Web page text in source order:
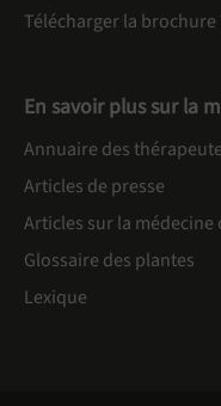
Télécharger la brochure
En savoir plus sur la
Annuaire des
Articles de presse
Articles sur la médecine
Glossaire des plantes
Lexique